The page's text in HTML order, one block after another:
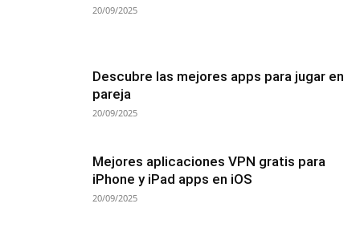
20/09/2025
Descubre las mejores apps para jugar en
pareja
20/09/2025
Mejores aplicaciones VPN gratis para
iPhone y iPad apps en iOS
20/09/2025